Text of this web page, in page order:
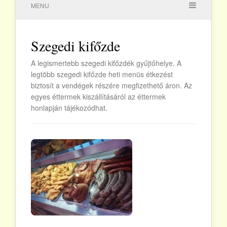
MENU
Szegedi kifőzde
A legismertebb szegedi kifőzdék gyűjtőhelye. A
legtöbb szegedi kifőzde heti menüs étkezést
biztosít a vendégek részére megfizethető áron. Az
egyes éttermek kiszállításáról az éttermek
honlapján tájékozódhat.